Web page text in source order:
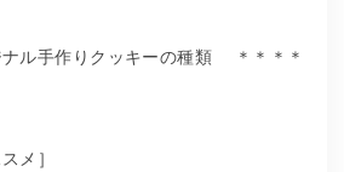
ル手作りクッキーの種類 ＊＊＊＊
メ］